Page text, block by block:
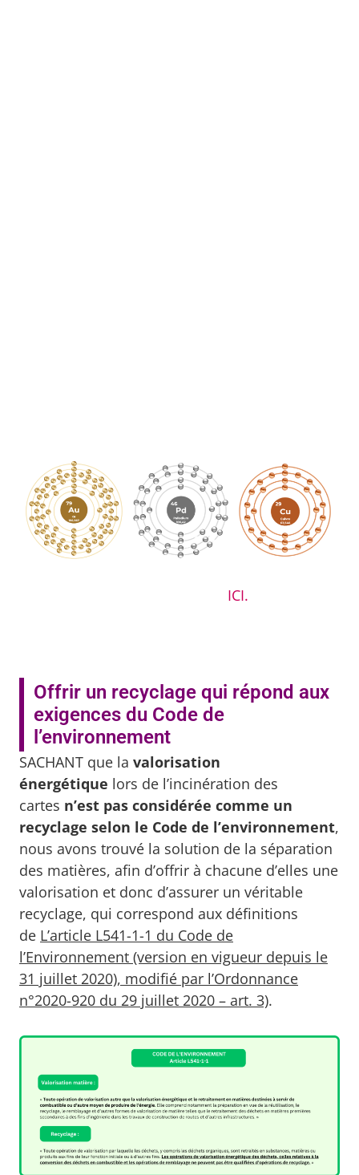
ICI.
Offrir un recyclage qui répond aux
exigences du Code de
l’environnement
SACHANT que la valorisation
énergétique lors de l’incinération des
cartes n’est pas considérée comme un
recyclage selon le Code de l’environnement,
nous avons trouvé la solution de la séparation
des matières, afin d’offrir à chacune d’elles une
valorisation et donc d’assurer un véritable
recyclage, qui correspond aux définitions
de L’article L541-1-1 du Code de
l’Environnement (version en vigueur depuis le
31 juillet 2020), modifié par l’Ordonnance
n°2020-920 du 29 juillet 2020 – art. 3).